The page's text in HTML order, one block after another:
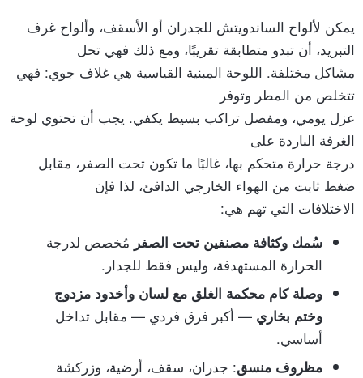
يمكن لألواح الساندويتش للجدران أو الأسقف، وألواح غرف
التبريد، أن تبدو متطابقة تقريبًا، ومع ذلك فهي تحل
مشاكل مختلفة. اللوحة المبنية القياسية هي غلاف جوي: فهي
تتخلص من المطر وتوفر
عزل يومي، ومفصل تراكب بسيط يكفي. يجب أن تحتوي لوحة
الغرفة الباردة على
درجة حرارة متحكم بها، غالبًا ما تكون تحت الصفر، مقابل
ضغط ثابت من الهواء الخارجي الدافئ، لذا فإن
الاختلافات التي تهم هي:
سُمك وكثافة مصنفين تحت الصفر مُخصص لدرجة
الحرارة المستهدفة، وليس فقط للجدار.
وصلة كام محكمة الغلق مع لسان وأخدود مزدوج
وختم بخاري — أكبر فرق فردي — مقابل تداخل
أساسي.
مظروف منسق: جدران، سقف، أرضية، وزركشة